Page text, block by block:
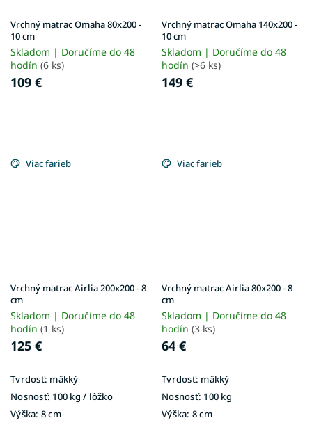
Vrchný matrac Omaha 80x200 -
10 cm
Skladom | Doručíme do 48
hodín (6 ks)
109 €
Vrchný matrac Omaha 140x200 -
10 cm
Skladom | Doručíme do 48
hodín (>6 ks)
149 €
Viac farieb
Vrchný matrac Airlia 200x200 - 8
cm
Skladom | Doručíme do 48
hodín (1 ks)
125 €
Tvrdosť: mäkký
Nosnosť: 100 kg / lôžko
Výška: 8 cm
Viac farieb
Vrchný matrac Airlia 80x200 - 8
cm
Skladom | Doručíme do 48
hodín (3 ks)
64 €
Tvrdosť: mäkký
Nosnosť: 100 kg
Výška: 8 cm